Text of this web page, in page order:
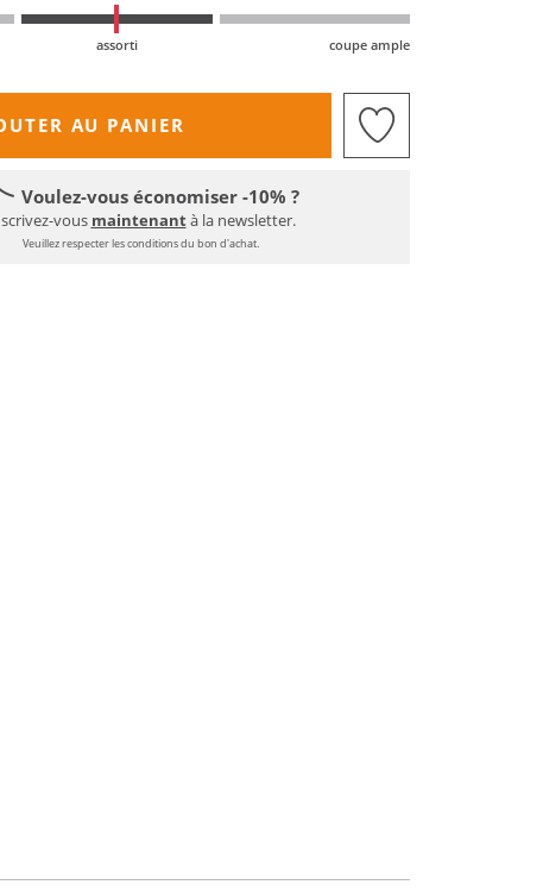
assorti coupe ample
AU PANIER
Voulez-vous économiser -10% ?
vous maintenantà la newsletter.
Veuillez respecter les conditions du bon d'achat.